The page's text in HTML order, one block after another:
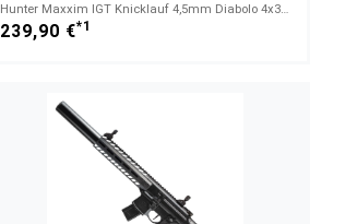
Hunter Maxxim IGT Knicklauf 4,5mm Diabolo 4x32 ZF Holz
239,90 €*1